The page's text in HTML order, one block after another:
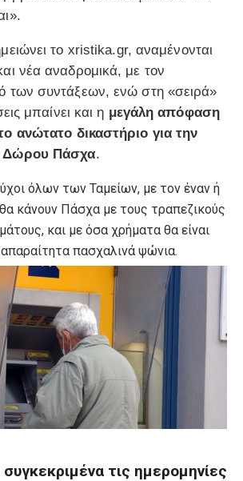
το xristika.gr, αναμένονται
νέα αναδρομικά, με τον
των συντάξεων, ενώ στη «σειρά»
μπαίνει και η μεγάλη απόφαση
ανώτατο δικαστήριο για την
Δώρου Πάσχα.
όλων των Ταμείων, με τον έναν ή
κάνουν Πάσχα με τους τραπεζικούς
και με όσα χρήματα θα είναι
απαραίτητα πασχαλινά ψώνια.
τις ημερομηνίες